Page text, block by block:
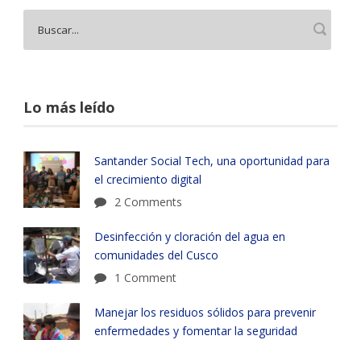
Lo más leído
Santander Social Tech, una oportunidad para
el crecimiento digital
2 Comments
Desinfección y cloración del agua en
comunidades del Cusco
1 Comment
Manejar los residuos sólidos para prevenir
enfermedades y fomentar la seguridad